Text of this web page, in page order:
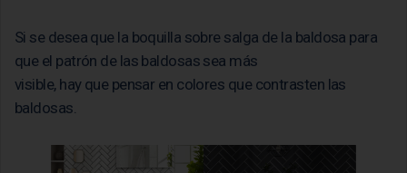
Si se desea que la boquilla sobre salga de la baldosa para
que el patrón de las baldosas sea más
visible, hay que pensar en colores que contrasten las
baldosas.